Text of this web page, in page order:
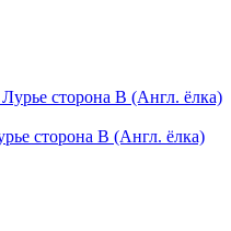
сторона В (Англ. ёлка)